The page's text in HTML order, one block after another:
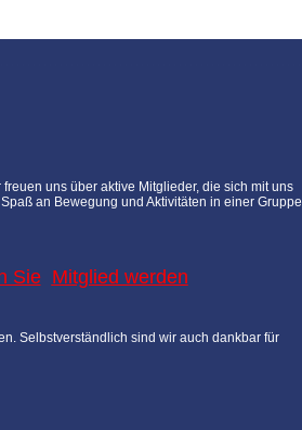
uns über aktive Mitglieder, die sich mit uns
an Bewegung und Aktivitäten in einer Gruppe
Sie Mitglied werden
Selbstverständlich sind wir auch dankbar für